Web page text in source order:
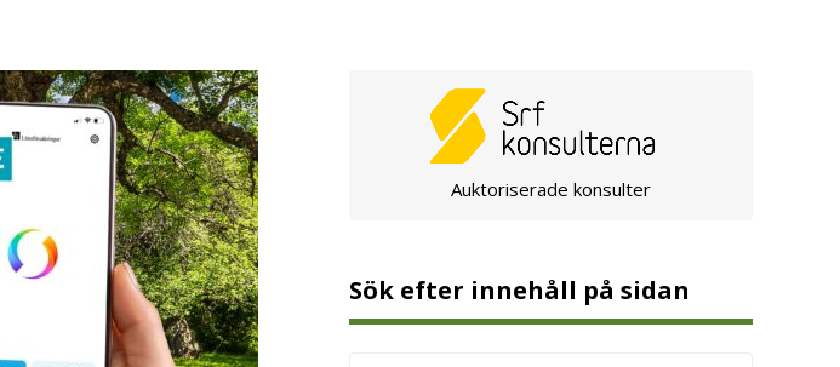
Auktoriserade konsulter
Sök efter innehåll på sidan